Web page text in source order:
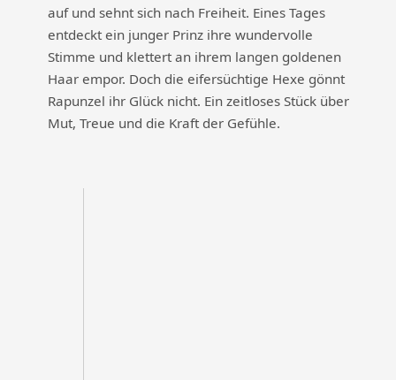
auf und sehnt sich nach Freiheit. Eines Tages
entdeckt ein junger Prinz ihre wundervolle
Stimme und klettert an ihrem langen goldenen
Haar empor. Doch die eifersüchtige Hexe gönnt
Rapunzel ihr Glück nicht. Ein zeitloses Stück über
Mut, Treue und die Kraft der Gefühle.